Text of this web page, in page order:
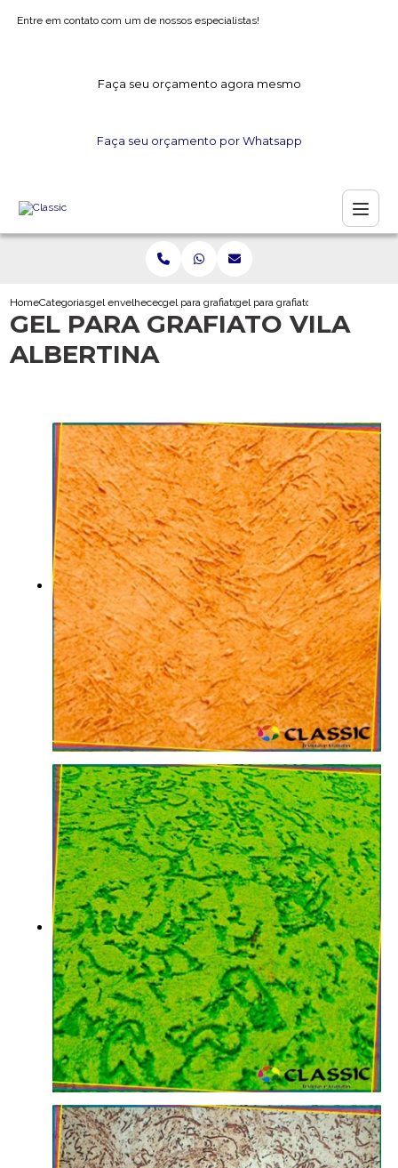
Entre em contato com um de nossos especialistas!
Faça seu orçamento agora mesmo
Faça seu orçamento por Whatsapp
HomeCategoriasgel envelhecedorgel para grafiatogel para grafiato vila albertina
GEL PARA GRAFIATO VILA
ALBERTINA